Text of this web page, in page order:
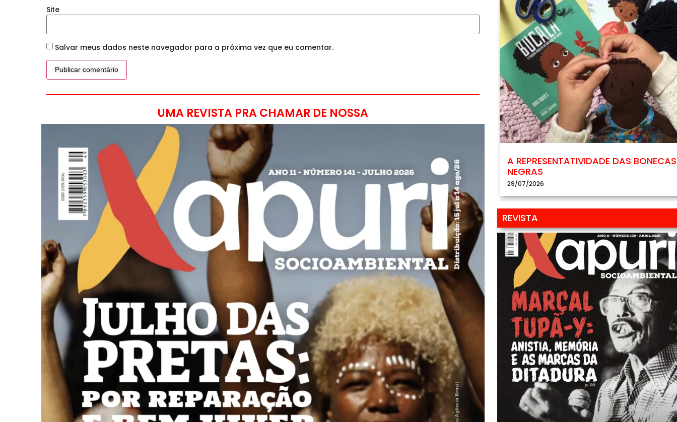
Site
Salvar meus dados neste navegador para a próxima vez que eu comentar.
UMA REVISTA PRA CHAMAR DE NOSSA
A REPRESENTATIVIDADE DAS BONECAS
NEGRAS
29/07/2026
REVISTA